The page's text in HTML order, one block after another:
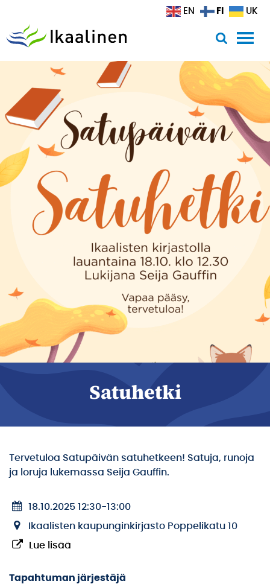
Satuhetki
Tervetuloa Satupäivän satuhetkeen! Satuja, runoja
ja loruja lukemassa Seija Gauffin.
18.10.2025 12:30-13:00
Ikaalisten kaupunginkirjasto Poppelikatu 10
Lue lisää
Tapahtuman järjestäjä
EN FI UK